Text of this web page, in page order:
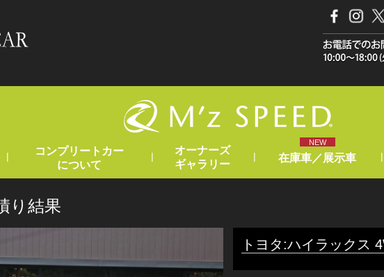
|
コンプリートカー
について
|
オーナーズ
ギャラリー
|
NEW
在庫車／展示車 |
り結果
トヨタ:ハイラックス